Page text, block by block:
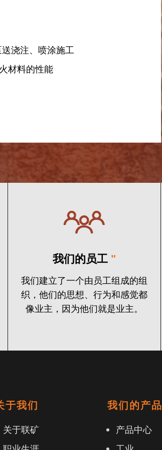
浇注、喷涂施工
材料的性能
我们的员工 "
我们建立了一个由员工组成的组
织，他们的思想、行为和感觉都
像业主，因为他们就是业主。
于我们
关于联矿
我们的产品
产品中心